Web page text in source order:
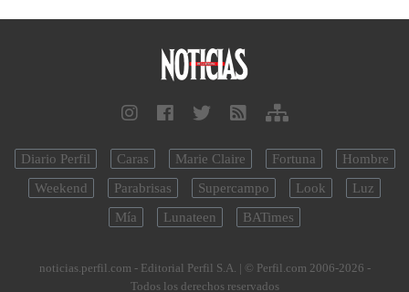
Diario Perfil Caras Marie Claire Fortuna
Hombre
Weekend
Parabrisas Supercampo Look
Luz
Mía
Lunateen BATimes
noticias.perfil.com - Editorial Perfil S.A. | © Perfil.com 2006-2026 -
Todos los derechos reservados